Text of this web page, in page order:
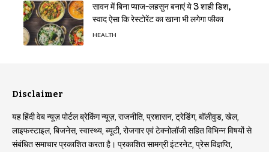
सावन में बिना प्याज-लहसुन बनाएं ये 3 शाही डिश,
स्वाद ऐसा कि रेस्टोरेंट का खाना भी लगेगा फीका
HEALTH
Disclaimer
यह हिंदी वेब न्यूज़ पोर्टल ब्रेकिंग न्यूज़, राजनीति, प्रशासन, ट्रेडिंग, बॉलीवुड, खेल,
लाइफस्टाइल, बिजनेस, स्वास्थ्य, ब्यूटी, रोजगार एवं टेक्नोलॉजी सहित विभिन्न विषयों से
संबंधित समाचार प्रकाशित करता है। प्रकाशित सामग्री इंटरनेट, प्रेस विज्ञप्ति,